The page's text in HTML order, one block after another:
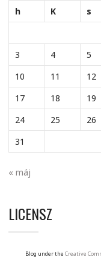
h
K s
3
4 5
10
11 12
17
18 19
24
25 26
31
« máj
LICENSZ
Blog under the Creative